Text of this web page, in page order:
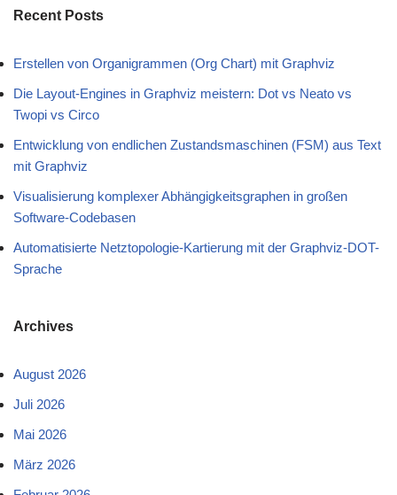
Recent Posts
Erstellen von Organigrammen (Org Chart) mit Graphviz
Die Layout-Engines in Graphviz meistern: Dot vs Neato vs
Twopi vs Circo
Entwicklung von endlichen Zustandsmaschinen (FSM) aus Text
mit Graphviz
Visualisierung komplexer Abhängigkeitsgraphen in großen
Software-Codebasen
Automatisierte Netztopologie-Kartierung mit der Graphviz-DOT-
Sprache
Archives
August 2026
Juli 2026
Mai 2026
März 2026